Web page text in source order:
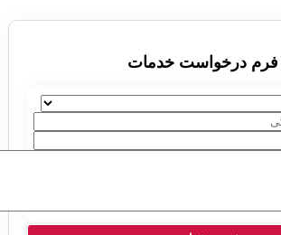
فرم درخواست خدمات